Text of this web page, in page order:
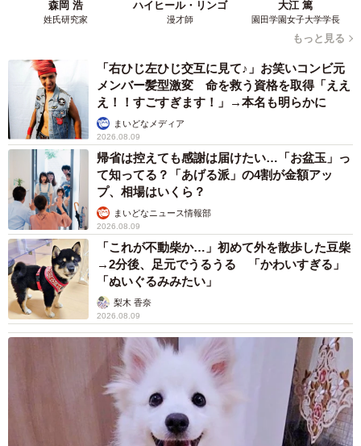
すると、10時前にもかかわらず、バスに案内されました。
しました。バスは2列＋2列シートが並ぶ高速バスタイプで
す。9時51分にコスモスクエア駅を発車。予約制でしたが、
乗車率は8割ほどで、満席ではありません。ほとんどの乗客
がスタッフではなく、万博一般来場者のように見えまし
4/4
森岡 浩
姓氏研究家
ハイヒール・リンゴ
漫才師
大江 篤
園田学園女子大学学長
もっと見る
「右ひじ左ひじ交互に見て♪」お笑いコンビ元
メンバー髪型激変 命を救う資格を取得「ええ
え！！すごすぎます！」→本名も明らかに
まいどなメディア
2026.08.09
帰省は控えても感謝は届けたい…「お盆玉」っ
て知ってる？「あげる派」の4割が金額アッ
プ、相場はいくら？
まいどなニュース情報部
2026.08.09
「これが不動柴か…」初めて外を散歩した豆柴
→2分後、足元でうるうる 「かわいすぎる」
「ぬいぐるみみたい」
梨木 香奈
2026.08.09